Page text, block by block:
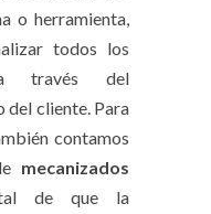
o herramienta,
todos los
través del
del cliente. Para
contamos
mecanizados
de que la